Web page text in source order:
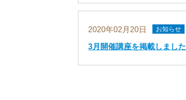
2020年02月20日 お知らせ
3月開催講座を掲載しました